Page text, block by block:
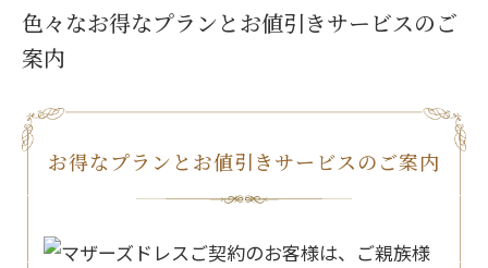
色々なお得なプランとお値引きサービスのご
案内
お得なプランとお値引きサービスのご案内